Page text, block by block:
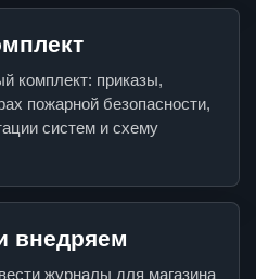
комплект: приказы,
пожарной безопасности,
систем и схему
внедряем
журналы для магазина